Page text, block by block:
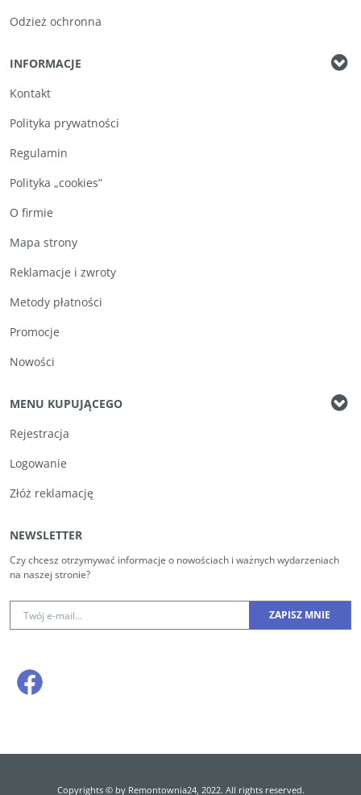
Odzież ochronna
INFORMACJE
Kontakt
Polityka prywatności
Regulamin
Polityka „cookies”
O firmie
Mapa strony
Reklamacje i zwroty
Metody płatności
Promocje
Nowości
MENU KUPUJĄCEGO
Rejestracja
Logowanie
Złóż reklamację
NEWSLETTER
Czy chcesz otrzymywać informacje o nowościach i ważnych wydarzeniach
na naszej stronie?
Copyrights © by Remontownia24, 2022. All rights reserved.